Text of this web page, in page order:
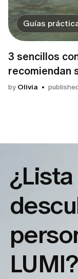
Guías
3 sencillos
recomiendan
by Olivia
LUMI?